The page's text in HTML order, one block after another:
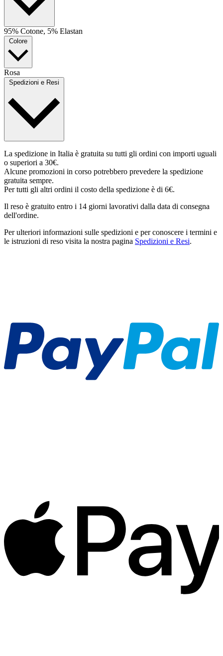
95% Cotone, 5% Elastan
Colore
Rosa
Spedizioni e Resi
La spedizione in Italia è gratuita su tutti gli ordini con importi uguali
o superiori a 30€.
Alcune promozioni in corso potrebbero prevedere la spedizione
gratuita sempre.
Per tutti gli altri ordini il costo della spedizione è di 6€.
Il reso è gratuito entro i 14 giorni lavorativi dalla data di consegna
dell'ordine.
Per ulteriori informazioni sulle spedizioni e per conoscere i termini e
le istruzioni di reso visita la nostra pagina Spedizioni e Resi.